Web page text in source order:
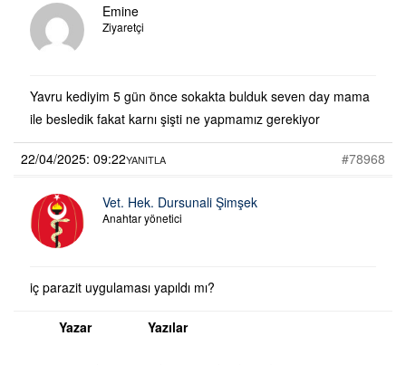
Emine
Ziyaretçi
Yavru kediyim 5 gün önce sokakta bulduk seven day mama
ile besledik fakat karnı şişti ne yapmamız gerekiyor
22/04/2025: 09:22 #78968
YANITLA
Vet. Hek. Dursunali Şimşek
Anahtar yönetici
iç parazit uygulaması yapıldı mı?
Yazar Yazılar